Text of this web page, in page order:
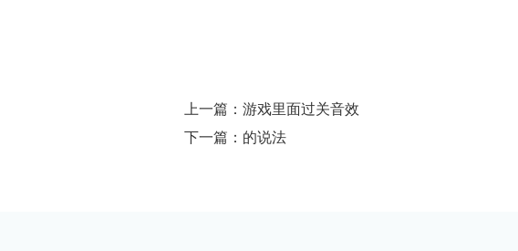
上一篇：游戏里面过关音效
下一篇：的说法